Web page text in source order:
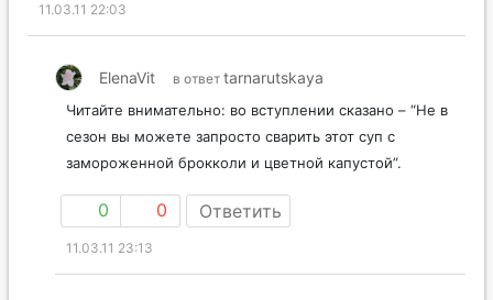
11.03.11 22:03
ElenaVit в ответ tarnarutskaya
Читайте внимательно: во вступлении сказано – “Не в
сезон вы можете запросто сварить этот суп с
замороженной брокколи и цветной капустой”.
0 0 Ответить
11.03.11 23:13